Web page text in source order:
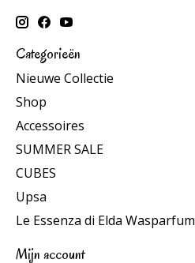
Categorieën
Nieuwe Collectie
Shop
Accessoires
SUMMER SALE
CUBES
Upsa
Le Essenza di Elda Wasparfum
Mijn account